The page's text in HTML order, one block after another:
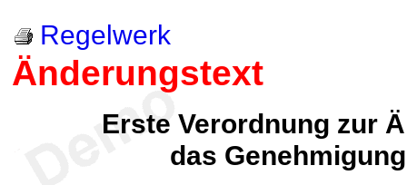
Regelwerk
Änderungstext
Erste Verordnung zur
das